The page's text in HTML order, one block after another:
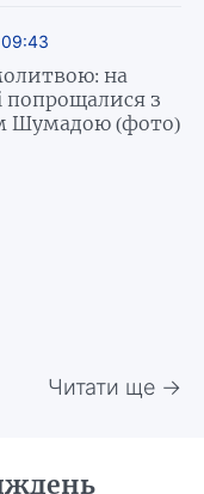
на
попрощалися з
Шумадою (фото)
Читати ще →